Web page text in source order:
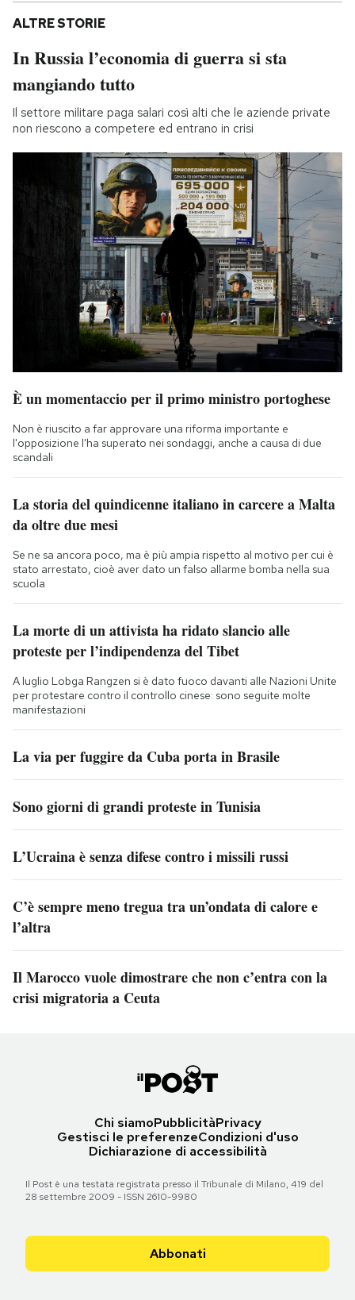
ALTRE STORIE
In Russia l’economia di guerra si sta
mangiando tutto
Il settore militare paga salari così alti che le aziende private
non riescono a competere ed entrano in crisi
È un momentaccio per il primo ministro portoghese
Non è riuscito a far approvare una riforma importante e
l'opposizione l'ha superato nei sondaggi, anche a causa di due
scandali
La storia del quindicenne italiano in carcere a Malta
da oltre due mesi
Se ne sa ancora poco, ma è più ampia rispetto al motivo per cui è
stato arrestato, cioè aver dato un falso allarme bomba nella sua
scuola
La morte di un attivista ha ridato slancio alle
proteste per l’indipendenza del Tibet
A luglio Lobga Rangzen si è dato fuoco davanti alle Nazioni Unite
per protestare contro il controllo cinese: sono seguite molte
manifestazioni
La via per fuggire da Cuba porta in Brasile
Sono giorni di grandi proteste in Tunisia
L’Ucraina è senza difese contro i missili russi
C’è sempre meno tregua tra un’ondata di calore e
l’altra
Il Marocco vuole dimostrare che non c’entra con la
crisi migratoria a Ceuta
Chi siamoPubblicitàPrivacy
Gestisci le preferenzeCondizioni d'uso
Dichiarazione di accessibilità
Il Post è una testata registrata presso il Tribunale di Milano, 419 del
28 settembre 2009 - ISSN 2610-9980
Abbonati